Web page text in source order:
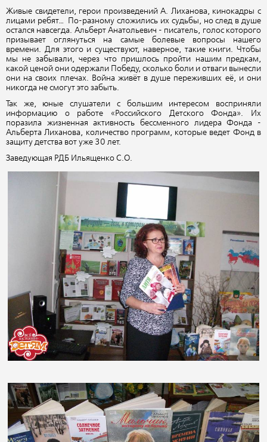
Живые свидетели, герои произведений А. Лиханова, кинокадры с
лицами ребят… По-разному сложились их судьбы, но след в душе
остался навсегда. Альберт Анатольевич - писатель, голос которого
призывает оглянуться на самые болевые вопросы нашего
времени. Для этого и существуют, наверное, такие книги. Чтобы
мы не забывали, через что пришлось пройти нашим предкам,
какой ценой они одержали Победу, сколько боли и отваги вынесли
они на своих плечах. Война живёт в душе переживших её, и они
никогда не смогут это забыть.
Так же, юные слушатели с большим интересом восприняли
информацию о работе «Российского Детского Фонда». Их
поразила жизненная активность бессменного лидера Фонда -
Альберта Лиханова, количество программ, которые ведет Фонд в
защиту детства вот уже 30 лет.
Заведующая РДБ Ильященко С.О.